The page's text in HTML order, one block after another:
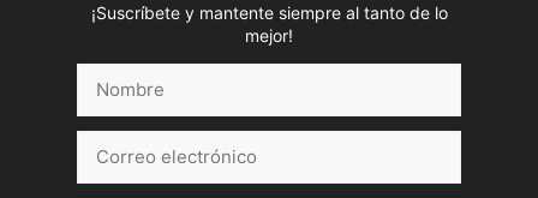
¡Suscríbete y mantente siempre al tanto de lo
mejor!
electrónico